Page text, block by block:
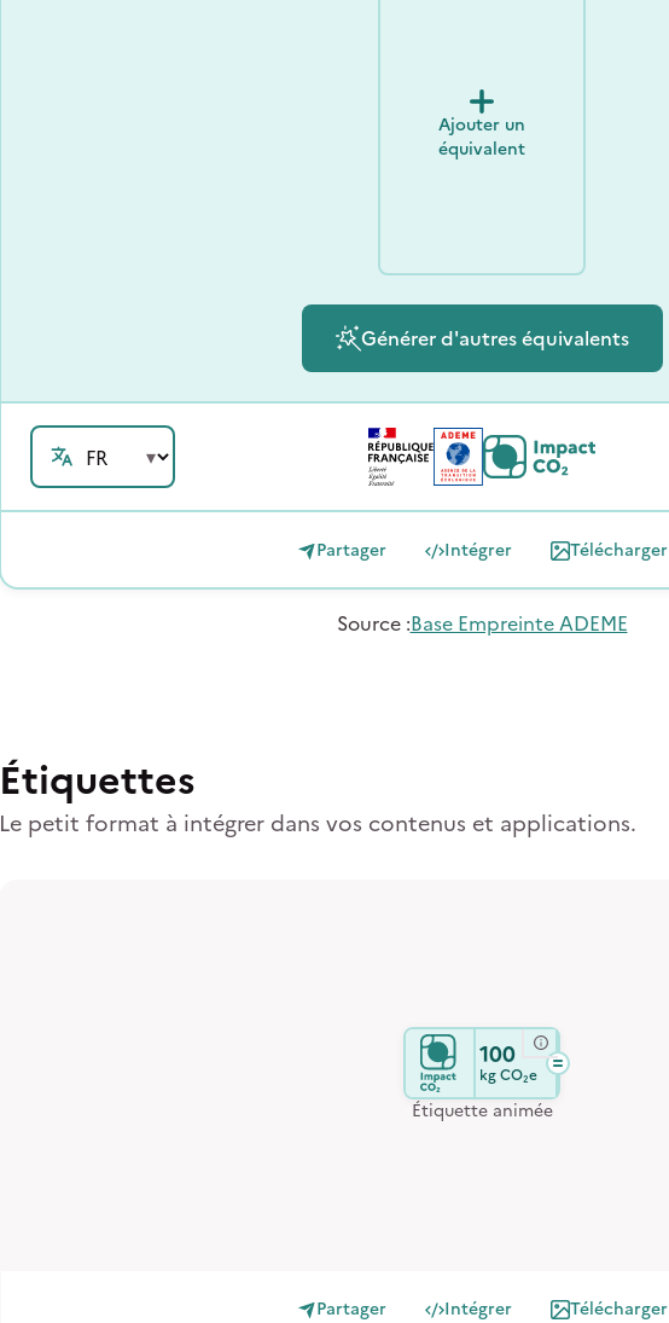
Ajouter un
équivalent
Générer d'autres équivalents
Partager Intégrer Télécharger
Source:Base Empreinte ADEME
Étiquettes
Le petit format à intégrer dans vos contenus et applications.
Étiquette animée
100
kgCO₂e
Partager Intégrer Télécharger